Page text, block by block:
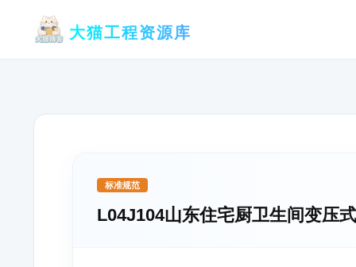
大猫工程资源库
标准规范
L04J104山东住宅厨卫生间变压